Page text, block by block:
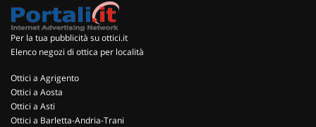
Per la tua pubblicità su ottici.it
Elenco negozi di ottica per località
Ottici a Agrigento
Ottici a Aosta
Ottici a Asti
Ottici a Barletta-Andria-Trani